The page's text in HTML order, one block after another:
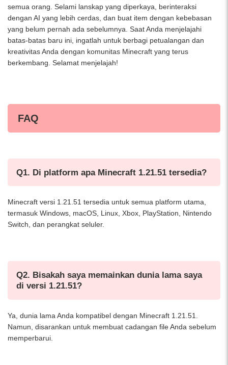
semua orang. Selami lanskap yang diperkaya, berinteraksi
dengan AI yang lebih cerdas, dan buat item dengan kebebasan
yang belum pernah ada sebelumnya. Saat Anda menjelajahi
batas-batas baru ini, ingatlah untuk berbagi petualangan dan
kreativitas Anda dengan komunitas Minecraft yang terus
berkembang. Selamat menjelajah!
FAQ
Q1. Di platform apa Minecraft 1.21.51 tersedia?
Minecraft versi 1.21.51 tersedia untuk semua platform utama,
termasuk Windows, macOS, Linux, Xbox, PlayStation, Nintendo
Switch, dan perangkat seluler.
Q2. Bisakah saya memainkan dunia lama saya
di versi 1.21.51?
Ya, dunia lama Anda kompatibel dengan Minecraft 1.21.51.
Namun, disarankan untuk membuat cadangan file Anda sebelum
memperbarui.